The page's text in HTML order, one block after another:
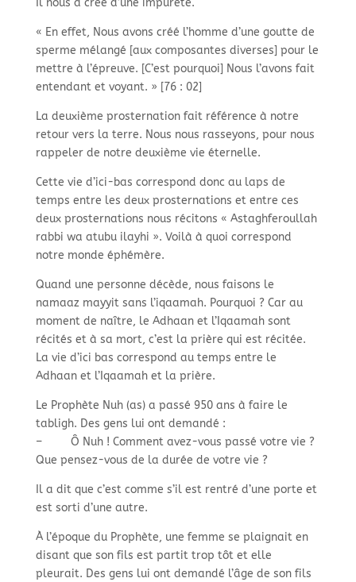
Il nous a crée d’une impureté.
« En effet, Nous avons créé l’homme d’une goutte de
sperme mélangé [aux composantes diverses] pour le
mettre à l’épreuve. [C’est pourquoi] Nous l’avons fait
entendant et voyant. » [76 : 02]
La deuxième prosternation fait référence à notre
retour vers la terre. Nous nous rasseyons, pour nous
rappeler de notre deuxième vie éternelle.
Cette vie d’ici-bas correspond donc au laps de
temps entre les deux prosternations et entre ces
deux prosternations nous récitons « Astaghferoullah
rabbi wa atubu ilayhi ». Voilà à quoi correspond
notre monde éphémère.
Quand une personne décède, nous faisons le
namaaz mayyit sans l’iqaamah. Pourquoi ? Car au
moment de naître, le Adhaan et l’Iqaamah sont
récités et à sa mort, c’est la prière qui est récitée.
La vie d’ici bas correspond au temps entre le
Adhaan et l’Iqaamah et la prière.
Le Prophète Nuh (as) a passé 950 ans à faire le
tabligh. Des gens lui ont demandé :
– Ô Nuh ! Comment avez-vous passé votre vie ?
Que pensez-vous de la durée de votre vie ?
Il a dit que c’est comme s’il est rentré d’une porte et
est sorti d’une autre.
À l’époque du Prophète, une femme se plaignait en
disant que son fils est partit trop tôt et elle
pleurait. Des gens lui ont demandé l’âge de son fils